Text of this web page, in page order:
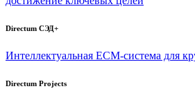
Directum СЭД+
Интеллектуальная ECM-система для
Directum Projects